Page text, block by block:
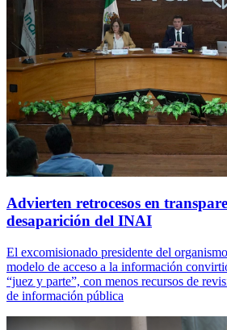
Advierten retrocesos en
desaparición del INAI
El excomisionado presidente del
modelo de acceso a la información
“juez y parte”, con menos recursos de
de información pública